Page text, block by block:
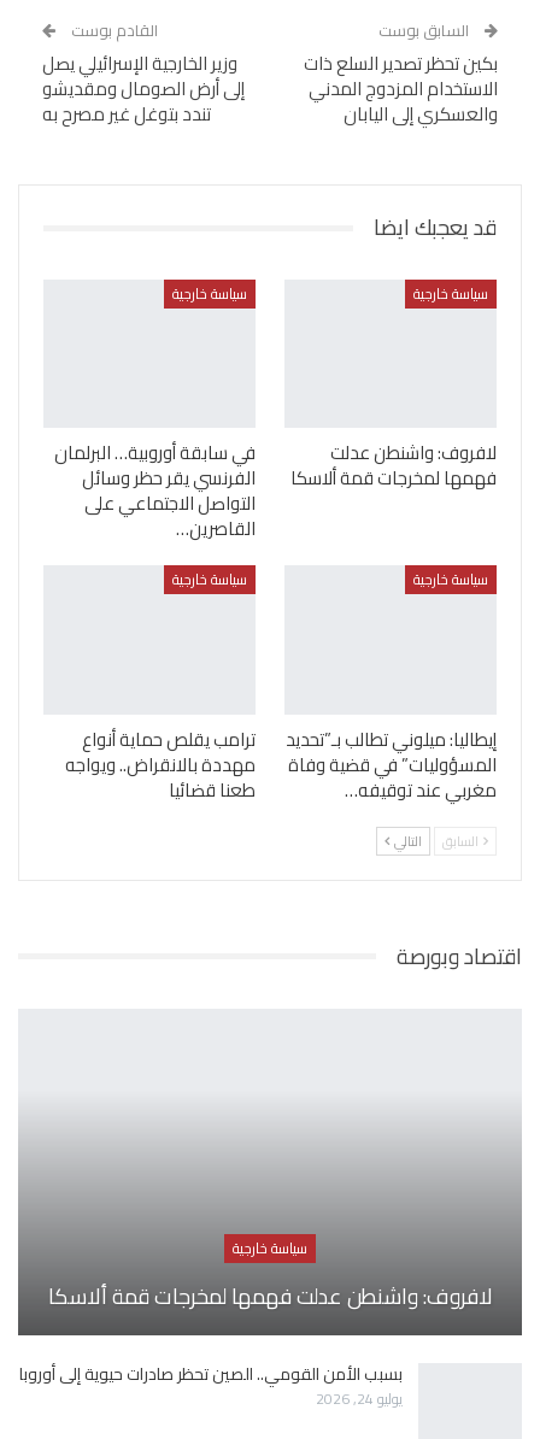
السابق بوست
بكين تحظر تصدير السلع ذات
الاستخدام المزدوج المدني
والعسكري إلى اليابان
القادم بوست
وزير الخارجية الإسرائيلي يصل
إلى أرض الصومال ومقديشو
تندد بتوغل غير مصرح به
قد يعجبك ايضا
سياسة خارجية
لافروف: واشنطن عدلت
فهمها لمخرجات قمة ألاسكا
سياسة خارجية
في سابقة أوروبية… البرلمان
الفرنسي يقر حظر وسائل
التواصل الاجتماعي على
القاصرين…
سياسة خارجية
إيطاليا: ميلوني تطالب بـ”تحديد
المسؤوليات” في قضية وفاة
مغربي عند توقيفه…
سياسة خارجية
ترامب يقلص حماية أنواع
مهددة بالانقراض.. ويواجه
طعنا قضائيا
السابق التالي
اقتصاد وبورصة
سياسة خارجية
لافروف: واشنطن عدلت فهمها لمخرجات قمة ألاسكا
بسبب الأمن القومي.. الصين تحظر صادرات حيوية إلى أوروبا
يوليو 24, 2026